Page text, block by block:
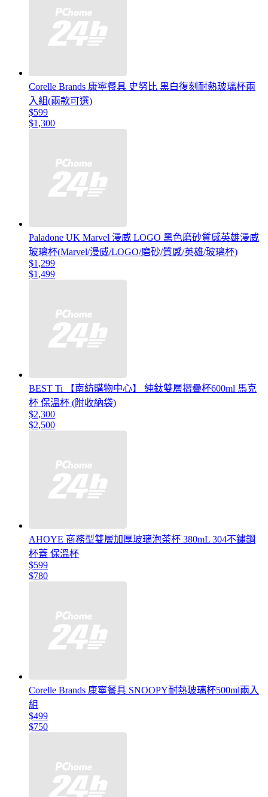
Corelle Brands 康寧餐具 史努比 黑白復刻耐熱玻璃杯兩
入組(兩款可選)
$599
$1,300
Paladone UK Marvel 漫威 LOGO 黑色磨砂質感英雄漫威
玻璃杯(Marvel/漫威/LOGO/磨砂/質感/英雄/玻璃杯)
$1,299
$1,499
BEST Ti 【南紡購物中心】 純鈦雙層摺疊杯600ml 馬克
杯 保溫杯 (附收納袋)
$2,300
$2,500
AHOYE 商務型雙層加厚玻璃泡茶杯 380mL 304不鏽鋼
杯蓋 保溫杯
$599
$780
Corelle Brands 康寧餐具 SNOOPY耐熱玻璃杯500ml兩入
組
$499
$750